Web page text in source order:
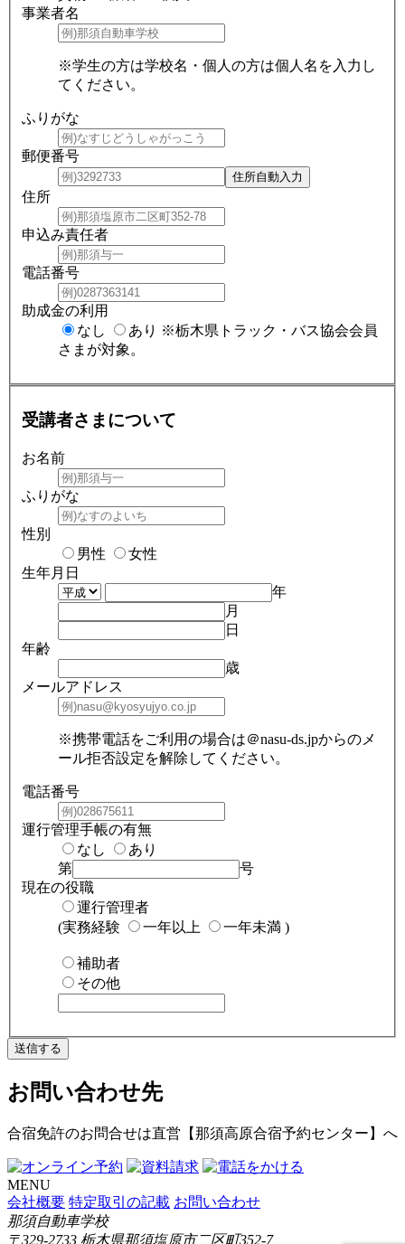
事業者名
※学生の方は学校名・個人の方は個人名を入力し
てください。
ふりがな
郵便番号
住所
申込み責任者
電話番号
助成金の利用
なし
あり ※栃木県トラック・バス協会会員
さまが対象。
受講者さまについて
お名前
ふりがな
性別
男性
女性
生年月日
年
月
日
年齢
歳
メールアドレス
※携帯電話をご利用の場合は＠nasu-ds.jpからのメ
ール拒否設定を解除してください。
電話番号
運行管理手帳の有無
なし
あり
第
号
現在の役職
運行管理者
(実務経験
一年以上 一年未満 )
補助者
その他
送信する
お問い合わせ先
合宿免許のお問合せは直営【那須高原合宿予約センター】 へ
MENU
会社概要 特定取引の記載 お問い合わせ
那須自動車学校
〒329-2733 栃木県那須塩原市二区町352-7